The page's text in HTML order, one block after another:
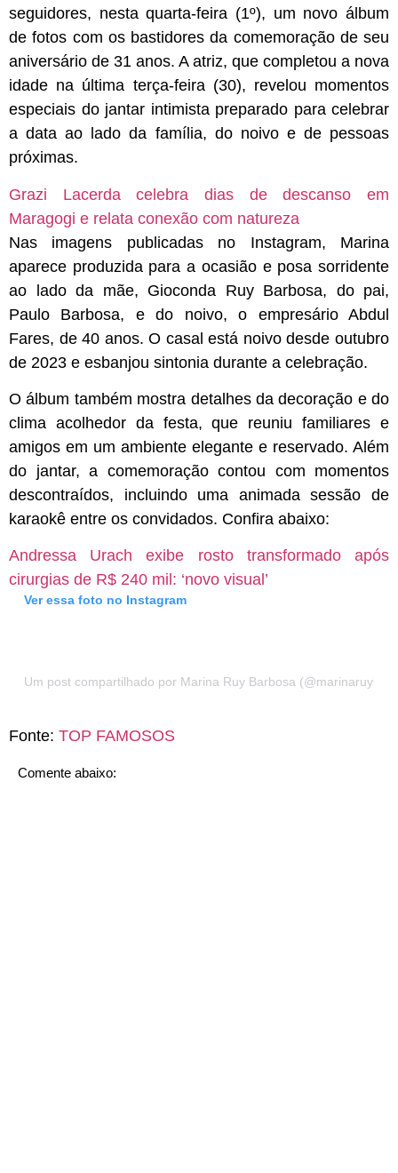
seguidores, nesta quarta-feira (1º), um novo álbum
de fotos com os bastidores da comemoração de seu
aniversário de 31 anos. A atriz, que completou a nova
idade na última terça-feira (30), revelou momentos
especiais do jantar intimista preparado para celebrar
a data ao lado da família, do noivo e de pessoas
próximas.
Grazi Lacerda celebra dias de descanso em
Maragogi e relata conexão com natureza
Nas imagens publicadas no Instagram, Marina
aparece produzida para a ocasião e posa sorridente
ao lado da mãe, Gioconda Ruy Barbosa, do pai,
Paulo Barbosa, e do noivo, o empresário Abdul
Fares, de 40 anos. O casal está noivo desde outubro
de 2023 e esbanjou sintonia durante a celebração.
O álbum também mostra detalhes da decoração e do
clima acolhedor da festa, que reuniu familiares e
amigos em um ambiente elegante e reservado. Além
do jantar, a comemoração contou com momentos
descontraídos, incluindo uma animada sessão de
karaokê entre os convidados. Confira abaixo:
Andressa Urach exibe rosto transformado após
cirurgias de R$ 240 mil: ‘novo visual’
Ver essa foto no Instagram
Um post compartilhado por Marina Ruy Barbosa
Fonte: TOP FAMOSOS
Comente abaixo: